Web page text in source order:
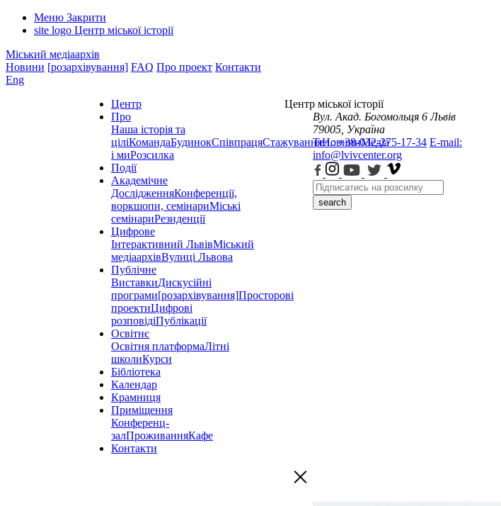
Меню Закрити
site logo Центр міської історії
Міський медіаархів
Новини [розархівування] FAQ Про проект Контакти
Eng
Центр
Про
Наша історія та
ціліКомандаБудинокСпівпрацяСтажуванняНовиниМедіа
і миРозсилка
Події
Академічне
ДослідженняКонференції,
воркшопи, семінариМіські
семінариРезиденції
Цифрове
Інтерактивний ЛьвівМіський
медіаархівВулиці Львова
Публічне
ВиставкиДискусійні
програми[розархівування]Просторові
проектиЦифрові
розповідіПублікації
Освітнє
Освітня платформаЛітні
школиКурси
Бібліотека
Календар
Крамниця
Приміщення
Конференц-
залПроживанняКафе
Контакти
Центр міської історії
Вул. Акад. Богомольця 6 Львів
79005, Україна
Тел.: +38-032-275-17-34 E-mail:
info@lvivcenter.org
search